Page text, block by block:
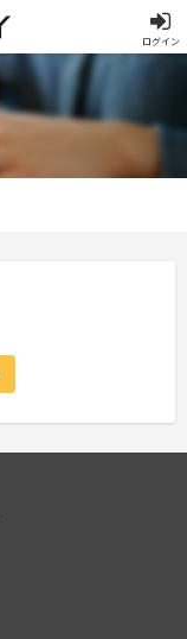
ログイン